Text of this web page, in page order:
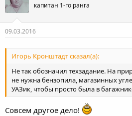
капитан 1-го ранга
09.03.2016
Игорь Кронштадт сказал(а):
Не так обозначил техзадание. На
не нужна бензопила, магазинных
УАЗик, чтобы просто была в
Совсем другое дело!